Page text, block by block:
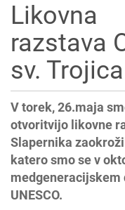
Likovna
razstava
sv. Trojica
V torek, 26.maja
otvoritvijo likovne
Slapernika
katero smo se v
medgeneracijskem
UNESCO.